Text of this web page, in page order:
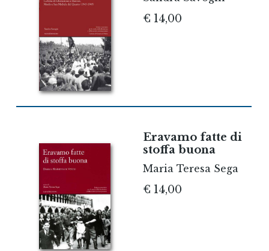
€ 14,00
Eravamo fatte di
stoffa buona
Maria Teresa Sega
€ 14,00